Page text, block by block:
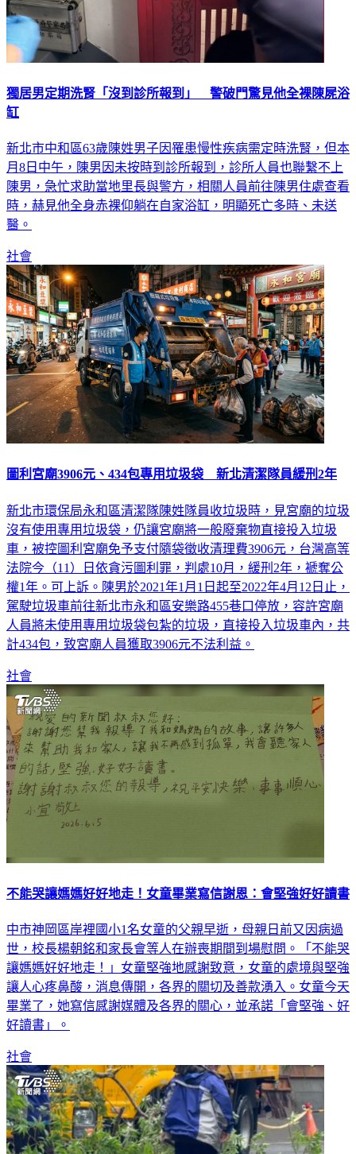
獨居男定期洗腎「沒到診所報到」 警破門驚見他全裸陳屍浴
缸
新北市中和區63歲陳姓男子因罹患慢性疾病需定時洗腎，但本
月8日中午，陳男因未按時到診所報到，診所人員也聯繫不上
陳男，急忙求助當地里長與警方，相關人員前往陳男住處查看
時，赫見他全身赤裸仰躺在自家浴缸，明顯死亡多時、未送
醫。
社會
圖利宮廟3906元、434包專用垃圾袋 新北清潔隊員緩刑2年
新北市環保局永和區清潔隊陳姓隊員收垃圾時，見宮廟的垃圾
沒有使用專用垃圾袋，仍讓宮廟將一般廢棄物直接投入垃圾
車，被控圖利宮廟免予支付隨袋徵收清理費3906元，台灣高等
法院今（11）日依貪污圖利罪，判處10月，緩刑2年，褫奪公
權1年。可上訴。陳男於2021年1月1日起至2022年4月12日止，
駕駛垃圾車前往新北市永和區安樂路455巷口停放，容許宮廟
人員將未使用專用垃圾袋包紮的垃圾，直接投入垃圾車內，共
計434包，致宮廟人員獲取3906元不法利益。
社會
不能哭讓媽媽好好地走！女童畢業寫信謝恩：會堅強好好讀書
中市神岡區岸裡國小1名女童的父親早逝，母親日前又因病過
世，校長楊朝銘和家長會等人在辦喪期間到場慰問。「不能哭
讓媽媽好好地走！」女童堅強地感謝致意，女童的處境與堅強
讓人心疼鼻酸，消息傳開，各界的關切及善款湧入。女童今天
畢業了，她寫信感謝媒體及各界的關心，並承諾「會堅強、好
好讀書」。
社會